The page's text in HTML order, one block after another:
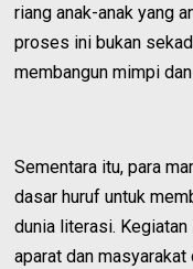
riang anak-anak yang
proses ini bukan
membangun mimpi
Sementara itu, para
dasar huruf untuk
dunia literasi.
aparat dan